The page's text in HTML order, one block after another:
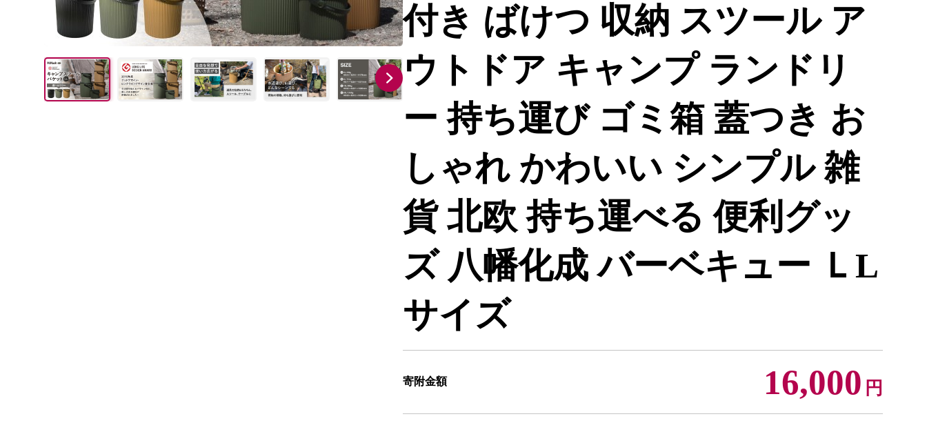
付き ばけつ 収納 スツール ア
ウトドア キャンプ ランドリ
ー 持ち運び ゴミ箱 蓋つき お
しゃれ かわいい シンプル 雑
貨 北欧 持ち運べる 便利グッ
ズ 八幡化成 バーベキュー ＬL
サイズ
寄附金額 16,000 円